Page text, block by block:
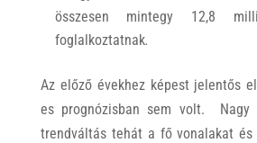
összesen mintegy 12,8
foglalkoztatnak.
Az előző évekhez képest jelentős
es prognózisban sem volt. Nagy
trendváltás tehát a fő vonalakat és